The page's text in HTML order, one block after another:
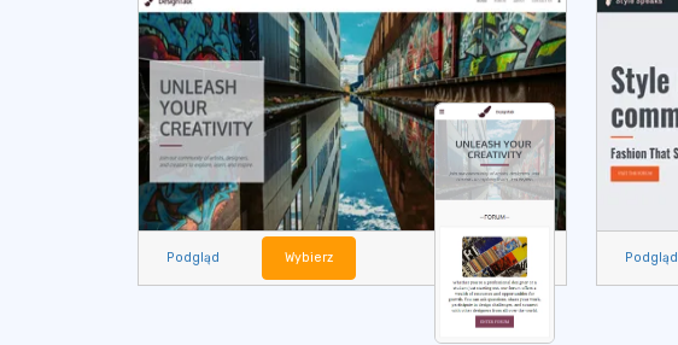
Podgląd Wybierz Podgląd